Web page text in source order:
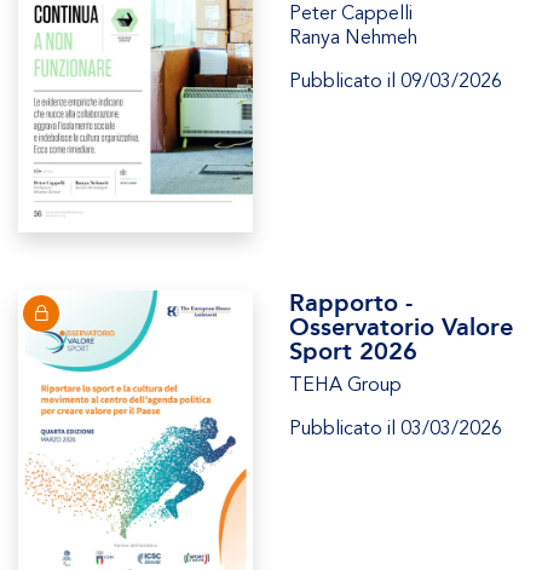
Peter Cappelli
Ranya Nehmeh
Pubblicato il 09/03/2026
Rapporto -
Osservatorio Valore
Sport 2026
TEHA Group
Pubblicato il 03/03/2026